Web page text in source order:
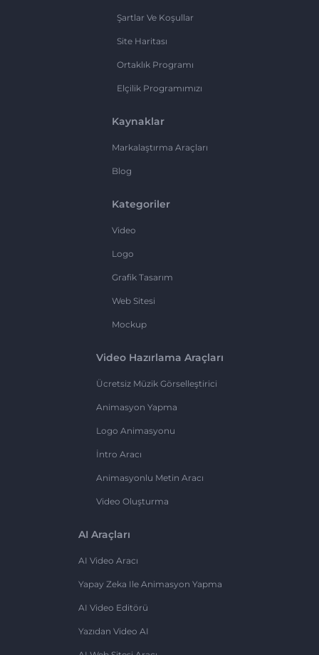
Şartlar Ve Koşullar
Site Haritası
Ortaklık Programı
Elçilik Programımızı
Kaynaklar
Markalaştırma Araçları
Blog
Kategoriler
Video
Logo
Grafik Tasarım
Web Sitesi
Mockup
Video Hazırlama Araçları
Ücretsiz Müzik Görselleştirici
Animasyon Yapma
Logo Animasyonu
İntro Aracı
Animasyonlu Metin Aracı
Video Oluşturma
AI Araçları
AI Video Aracı
Yapay Zeka Ile Animasyon Yapma
AI Video Editörü
Yazıdan Video AI